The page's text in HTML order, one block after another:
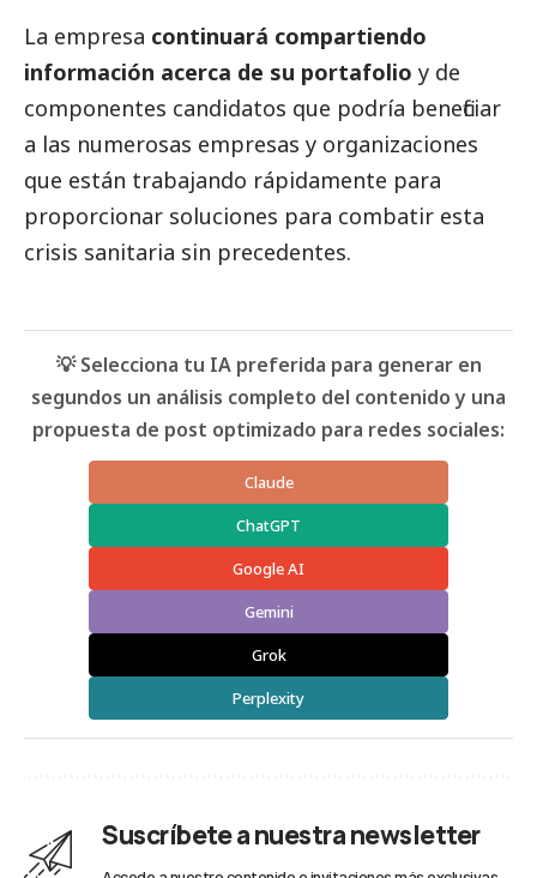
La empresa continuará compartiendo
información acerca de su portafolio y de
componentes candidatos que podría beneficiar
a las numerosas empresas y organizaciones
que están trabajando rápidamente para
proporcionar soluciones para combatir esta
crisis sanitaria sin precedentes.
💡 Selecciona tu IA preferida para generar en
segundos un análisis completo del contenido y una
propuesta de post optimizado para redes sociales:
Claude
ChatGPT
Google AI
Gemini
Grok
Perplexity
Suscríbete a nuestra newsletter